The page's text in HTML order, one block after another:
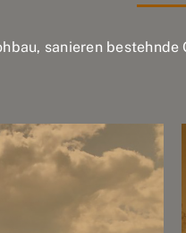
sanieren